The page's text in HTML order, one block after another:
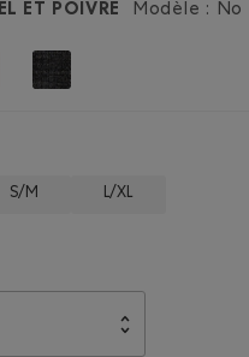
ET POIVRE Modèle : No
S/M L/XL